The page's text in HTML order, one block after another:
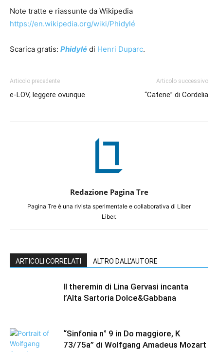
Note tratte e riassunte da Wikipedia
https://en.wikipedia.org/wiki/Phidylé
Scarica gratis: Phidylé di Henri Duparc.
Articolo precedente
e-LOV, leggere ovunque
Articolo successivo
“Catene” di Cordelia
Redazione Pagina Tre
Pagina Tre è una rivista sperimentale e collaborativa di Liber
Liber.
ARTICOLI CORRELATI ALTRO DALL'AUTORE
Il theremin di Lina Gervasi incanta
l’Alta Sartoria Dolce&Gabbana
“Sinfonia n° 9 in Do maggiore, K
73/75a” di Wolfgang Amadeus Mozart